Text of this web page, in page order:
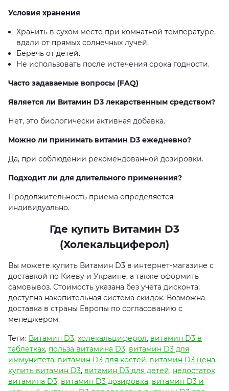
Условия хранения
Хранить в сухом месте при комнатной температуре,
вдали от прямых солнечных лучей.
Беречь от детей.
Не использовать после истечения срока годности.
Часто задаваемые вопросы (FAQ)
Является ли Витамин D3 лекарственным средством?
Нет, это биологически активная добавка.
Можно ли принимать витамин D3 ежедневно?
Да, при соблюдении рекомендованной дозировки.
Подходит ли для длительного применения?
Продолжительность приёма определяется
индивидуально.
Где купить Витамин D3
(Холекальциферол)
Вы можете купить Витамин D3 в интернет-магазине с
доставкой по Киеву и Украине, а также оформить
самовывоз. Стоимость указана без учёта дисконта;
доступна накопительная система скидок. Возможна
доставка в страны Европы по согласованию с
менеджером.
Теги: Витамин D3, холекальциферол, витамин D3 в
таблетках, польза витамина D3, витамин D3 для
иммунитета, витамин D3 для костей, витамин D3 цена,
купить витамин D3, витамин D3 для детей, недостаток
витамина D3, витамин D3 дозировка, витамин D3 и